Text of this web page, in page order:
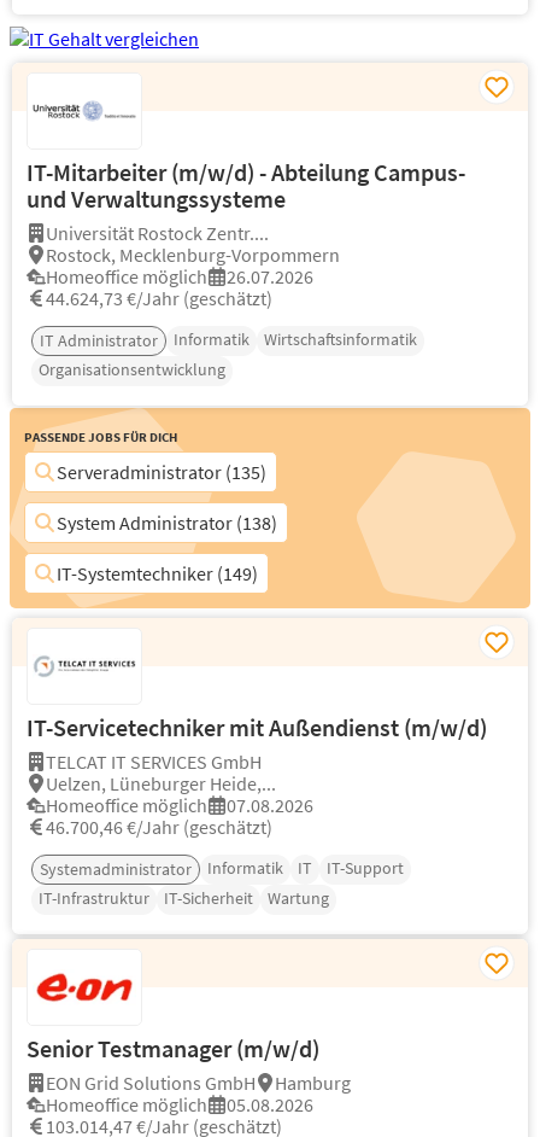
IT-Mitarbeiter (m/w/d) - Abteilung Campus-
und Verwaltungssysteme
Universität Rostock Zentr....
Rostock, Mecklenburg-Vorpommern
Homeoffice möglich
26.07.2026
44.624,73 €/Jahr (geschätzt)
IT Administrator Informatik
Wirtschaftsinformatik
Organisationsentwicklung
Passende Jobs für Dich
Serveradministrator (135)
System Administrator (138)
IT-Systemtechniker (149)
IT-Servicetechniker mit Außendienst (m/w/d)
TELCAT IT SERVICES GmbH
Uelzen, Lüneburger Heide,...
Homeoffice möglich
07.08.2026
46.700,46 €/Jahr (geschätzt)
Systemadministrator Informatik IT
IT-Support
IT-Infrastruktur
IT-Sicherheit Wartung
Senior Testmanager (m/w/d)
EON Grid Solutions GmbH
Hamburg
Homeoffice möglich
05.08.2026
103.014,47 €/Jahr (geschätzt)